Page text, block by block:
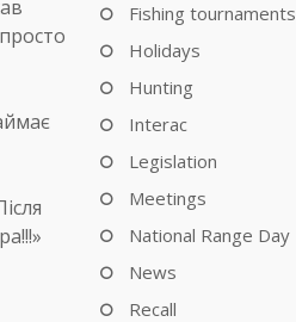
Fishing tournaments
Holidays
Hunting
Interac
Legislation
Meetings
National Range Day
News
Recall